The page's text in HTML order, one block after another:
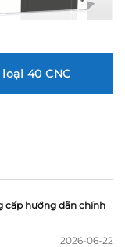
40 CNC
cấp hướng dẫn chính
2026-06-22